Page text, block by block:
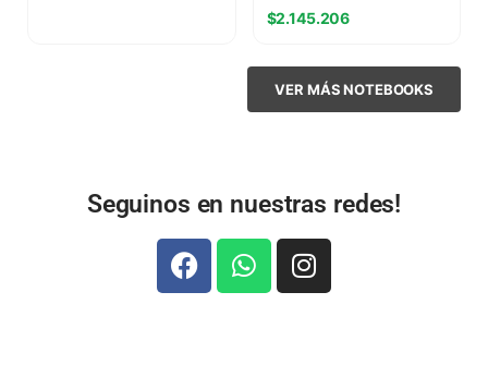
4800MHZ 512GB NVME
$2.145.206
VER MÁS NOTEBOOKS
Seguinos en nuestras redes!